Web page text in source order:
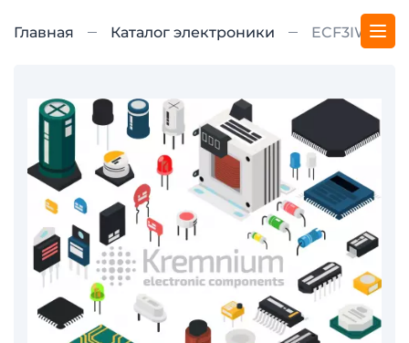
Главная Каталог электроники ECF3IW-E